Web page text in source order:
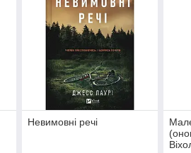
Невимовні речі